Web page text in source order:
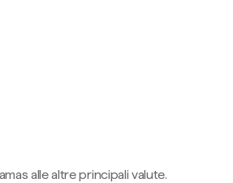
alle altre principali valute.